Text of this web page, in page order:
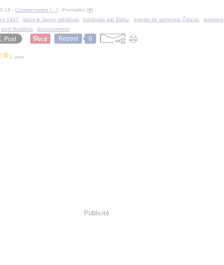
- Commentaires [ ] - Permalien [#]
1447 dans le Japon médiéval fabriquée par Bishu grande de samouraï Ôdachi guerriers
sont illustrées étonnamment
Repost 0
1 vote
Publicité